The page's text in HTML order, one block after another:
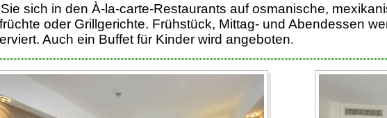
sich in den À-la-carte-Restaurants auf osmanische,
oder Grillgerichte. Frühstück, Mittag- und Abendessen
Auch ein Buffet für Kinder wird angeboten.